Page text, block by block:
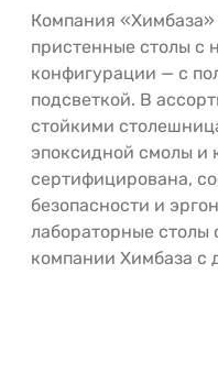
Компания «Химбаза»
пристенные столы с
конфигурации — с
подсветкой. В
стойкими
эпоксидной смолы и
сертифицирована,
безопасности и
лабораторные
компании Химбаза с